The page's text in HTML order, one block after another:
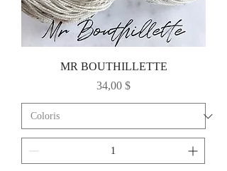
MR BOUTHILLETTE
Prix
34,00 $